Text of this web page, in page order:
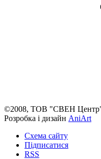
©2008, ТОВ "СВЕН
Розробка і дизайн AniArt
Схема сайту
Підписатися
RSS